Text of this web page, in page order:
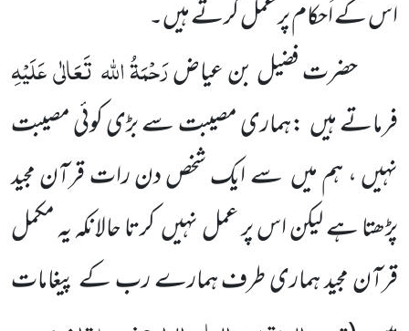
اس کے اَحکام پر عمل کرتے ہیں۔
حضرت فضیل بن عیاضرَحْمَۃُ اللہتَعَالٰیعَلَیْہِ
فرماتے ہیں :ہماری مصیبت سے بڑی کوئی مصیبت
نہیں ، ہم میں سے ایک شخص دن رات قرآن مجید
پڑھتا ہے لیکن اس پر عمل نہیںکرتا حالانکہ یہ مکمل
قرآن مجید ہماری طرف ہمارے رب کے پیغامات